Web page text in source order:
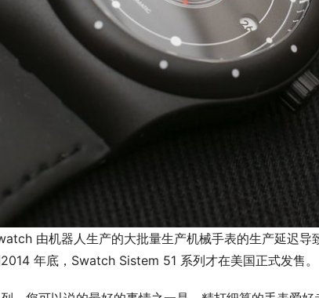
由机器人生产的大批量生产机械手表的生产延迟
年底，Swatch Sistem 51 系列才在美国正式发售。